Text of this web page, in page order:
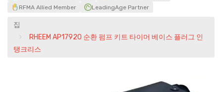
RFMA Allied Member
LeadingAge Partner
집
RHEEM AP17920 순환 펌프 키트 타이머 베이스 플러그 인
탱크리스